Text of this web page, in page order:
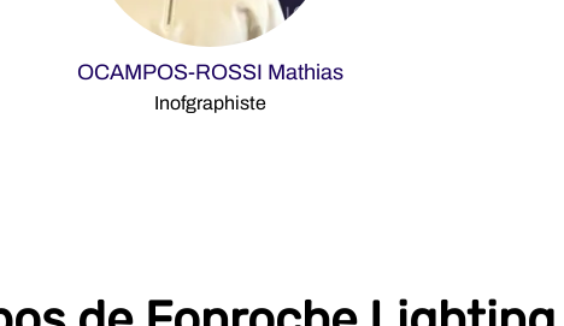
OCAMPOS-ROSSI Mathias
Inofgraphiste